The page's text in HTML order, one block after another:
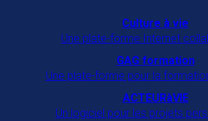
Culture à vie
Une plate-forme Internet
GAG formation
Une plate-forme pour la
ACTEURàVIE
Un logiciel pour les projets